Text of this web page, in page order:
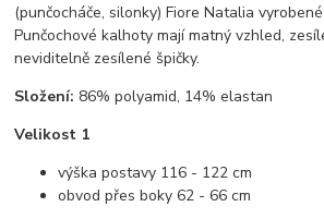
(punčocháče, silonky) Fiore Natalia
Punčochové kalhoty mají matný vzhled,
neviditelně zesílené špičky.
Složení: 86% polyamid, 14% elastan
Velikost 1
výška postavy 116 - 122 cm
obvod přes boky 62 - 66 cm